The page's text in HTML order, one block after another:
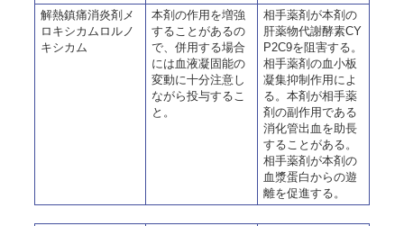
解熱鎮痛消炎剤メ
ロキシカムロルノ
キシカム
本剤の作用を増強
することがあるの
で、併用する場合
には血液凝固能の
変動に十分注意し
ながら投与するこ
と。
相手薬剤が本剤の
肝薬物代謝酵素CY
P2C9を阻害する。
相手薬剤の血小板
凝集抑制作用によ
る。本剤が相手薬
剤の副作用である
消化管出血を助長
することがある。
相手薬剤が本剤の
血漿蛋白からの遊
離を促進する。